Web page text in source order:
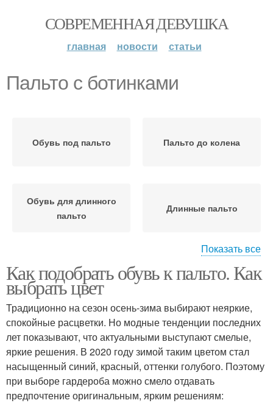
СОВРЕМЕННАЯ ДЕВУШКА
главная новости статьи
Пальто с ботинками
Обувь под пальто Пальто до колена
Обувь для длинного
пальто
Длинные пальто
Модные пальто Ботинки на шнуровке
Показать все
Как подобрать обувь к пальто. Как
выбрать цвет
Традиционно на сезон осень-зима выбирают неяркие,
спокойные расцветки. Но модные тенденции последних
лет показывают, что актуальными выступают смелые,
яркие решения. В 2020 году зимой таким цветом стал
насыщенный синий, красный, оттенки голубого. Поэтому
при выборе гардероба можно смело отдавать
предпочтение оригинальным, ярким решениям: